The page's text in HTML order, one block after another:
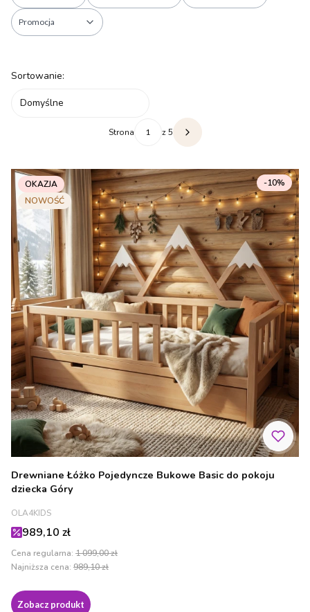
Promocja
Lista produktów
Sortowanie:
Domyślne
Strona z 5 Następne produkty
OKAZJA
NOWOŚĆ
Drewniane Łóżko Pojedyncze Bukowe Basic do pokoju
dziecka Góry
PRODUCENT
OLA4KIDS
Cena promocyjna
989,10 zł
Cena regularna: 1 099,00 zł
-10%
Najniższa cena: 989,10 zł
Zobacz produkt